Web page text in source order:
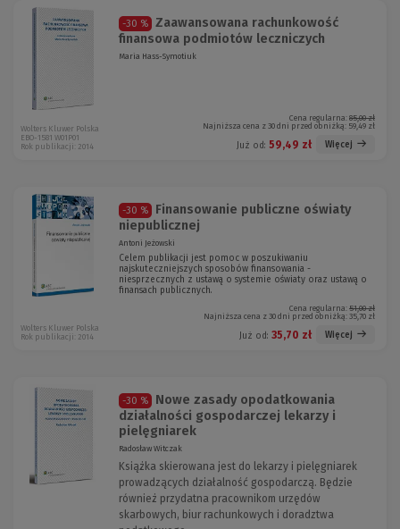
-30 %
Zaawansowana rachunkowość
finansowa podmiotów leczniczych
Maria Hass-Symotiuk
Cena regularna: 85,00 zł
Najniższa cena z 30 dni przed obniżką: 59,49 zł
Już od: 59,49 zł Więcej
Wolters Kluwer Polska
EBO-1581 W01P01
Rok publikacji: 2014
-30 %
Finansowanie publiczne oświaty
niepublicznej
Antoni Jeżowski
Celem publikacji jest pomoc w poszukiwaniu
najskuteczniejszych sposobów finansowania -
niesprzecznych z ustawą o systemie oświaty oraz ustawą o
finansach publicznych.
Cena regularna: 51,00 zł
Najniższa cena z 30 dni przed obniżką: 35,70 zł
Już od: 35,70 zł Więcej
Wolters Kluwer Polska
Rok publikacji: 2014
-30 %
Nowe zasady opodatkowania
działalności gospodarczej lekarzy i
pielęgniarek
Radosław Witczak
Książka skierowana jest do lekarzy i pielęgniarek
prowadzących działalność gospodarczą. Będzie
również przydatna pracownikom urzędów
skarbowych, biur rachunkowych i doradztwa